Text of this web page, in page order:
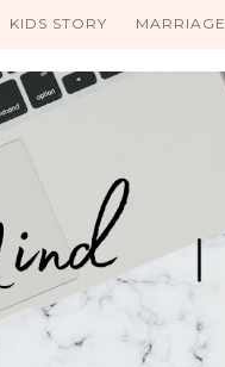
KIDS STORY MARRIAGE